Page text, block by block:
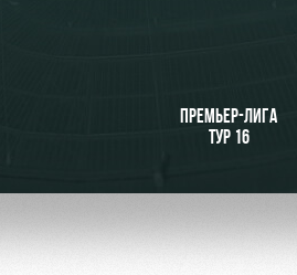
ПРЕМЬЕР-ЛИГА
ТУР 16